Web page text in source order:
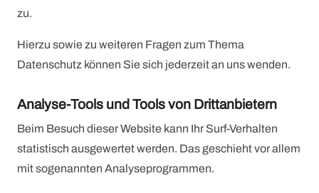
zu.
Hierzu sowie zu weiteren Fragen zum Thema
Datenschutz können Sie sich jederzeit an uns wenden.
Analyse-Tools und Tools von Dritt­anbietern
Beim Besuch dieser Website kann Ihr Surf-Verhalten
statistisch ausgewertet werden. Das geschieht vor allem
mit sogenannten Analyseprogrammen.